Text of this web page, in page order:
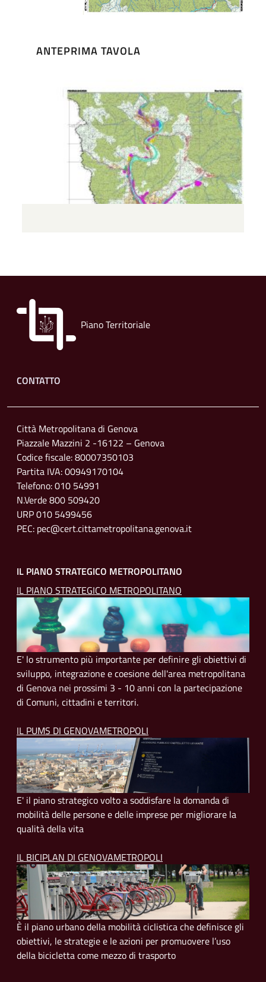
ANTEPRIMA TAVOLA
Piano Territoriale
Footer menu
CONTATTO
Città Metropolitana di Genova
Piazzale Mazzini 2 -16122 – Genova
Codice fiscale: 80007350103
Partita IVA: 00949170104
Telefono: 010 54991
N.Verde 800 509420
URP 010 5499456
PEC: pec@cert.cittametropolitana.genova.it
IL PIANO STRATEGICO METROPOLITANO
IL PIANO STRATEGICO METROPOLITANO
E' lo strumento più importante per definire gli obiettivi di
sviluppo, integrazione e coesione dell'area metropolitana
di Genova nei prossimi 3 - 10 anni con la partecipazione
di Comuni, cittadini e territori.
IL PUMS DI GENOVAMETROPOLI
E' il piano strategico volto a soddisfare la domanda di
mobilità delle persone e delle imprese per migliorare la
qualità della vita
IL BICIPLAN DI GENOVAMETROPOLI
È il piano urbano della mobilità ciclistica che definisce gli
obiettivi, le strategie e le azioni per promuovere l’uso
della bicicletta come mezzo di trasporto